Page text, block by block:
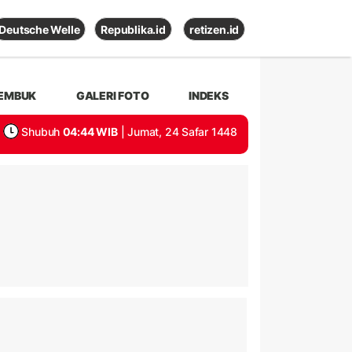
Deutsche Welle Republika.id retizen.id
GALERI FOTO INDEKS
Shubuh 04:44 WIB | Jumat, 24 Safar 1448